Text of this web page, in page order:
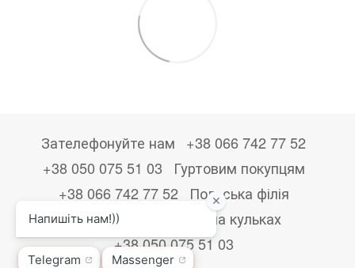
Зателефонуйте нам
+38 066 742 77 52
+38 050 075 51 03
Гуртовим покупцям
+38 066 742 77 52
Польська філія
+48533867723
Друк на кульках
+38 050 075 51 03